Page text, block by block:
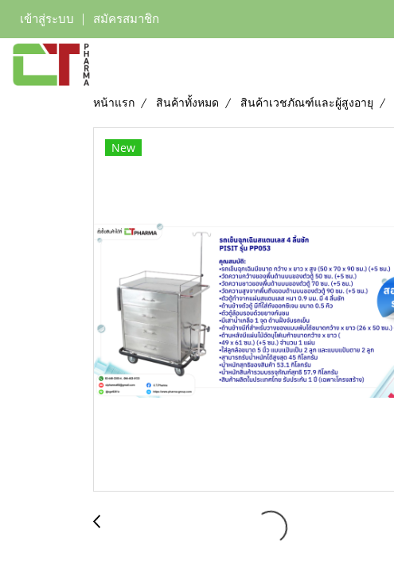
เข้าสู่ระบบ สมัครสมาชิก
หน้าแรก สินค้าทั้งหมด สินค้าเวชภัณฑ์และผู้สูงอายุ
New